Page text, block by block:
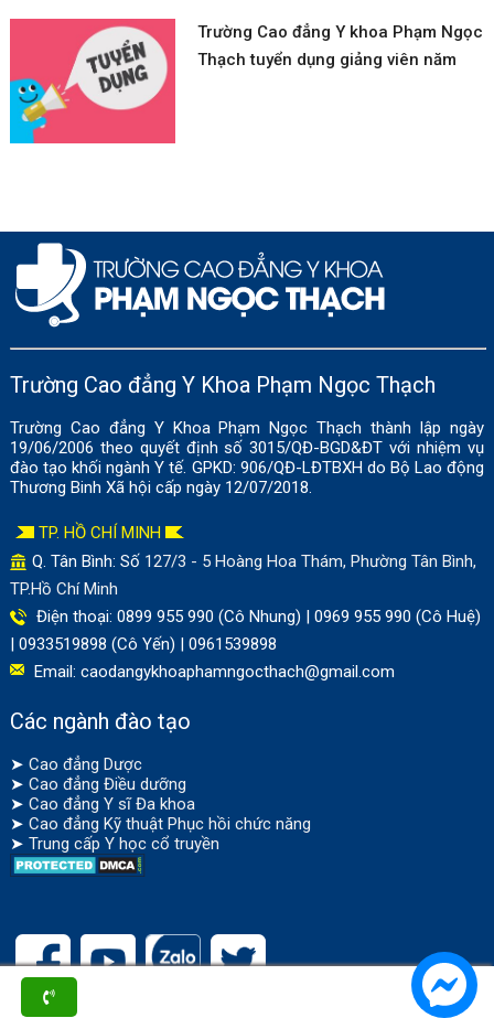
Trường Cao đẳng Y khoa Phạm Ngọc
Thạch tuyển dụng giảng viên năm
Trường Cao đẳng Y Khoa Phạm Ngọc Thạch
Trường Cao đẳng Y Khoa Phạm Ngọc Thạch thành lập ngày
19/06/2006 theo quyết định số 3015/QĐ-BGD&ĐT với nhiệm vụ
đào tạo khối ngành Y tế. GPKD: 906/QĐ-LĐTBXH do Bộ Lao động
Thương Binh Xã hội cấp ngày 12/07/2018.
TP. HỒ CHÍ MINH
Q. Tân Bình: Số 127/3 - 5 Hoàng Hoa Thám, Phường Tân Bình,
TP.Hồ Chí Minh
Điện thoại: 0899 955 990 (Cô Nhung) | 0969 955 990 (Cô Huệ)
| 0933519898 (Cô Yến) | 0961539898
Email: caodangykhoaphamngocthach@gmail.com
Các ngành đào tạo
➤ Cao đẳng Dược
➤ Cao đẳng Điều dưỡng
➤ Cao đẳng Y sĩ Đa khoa
➤ Cao đẳng Kỹ thuật Phục hồi chức năng
➤ Trung cấp Y học cổ truyền